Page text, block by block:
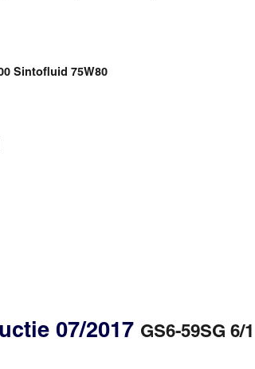
Sintofluid 75W80
07/2017 GS6-59SG 6/1